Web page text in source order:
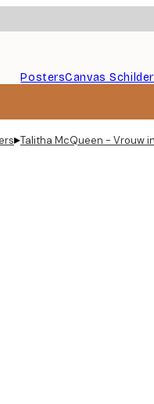
PostersCanvas
▸Talitha McQueen - Vrouw in